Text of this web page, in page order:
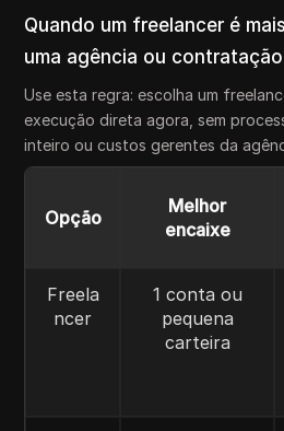
Quando um freelancer é
uma agência ou
Use esta regra: escolha um
execução direta agora, sem
inteiro ou custos gerentes da
Opção
Melhor
encaixe
Freela
ncer
1 conta ou
pequena
carteira